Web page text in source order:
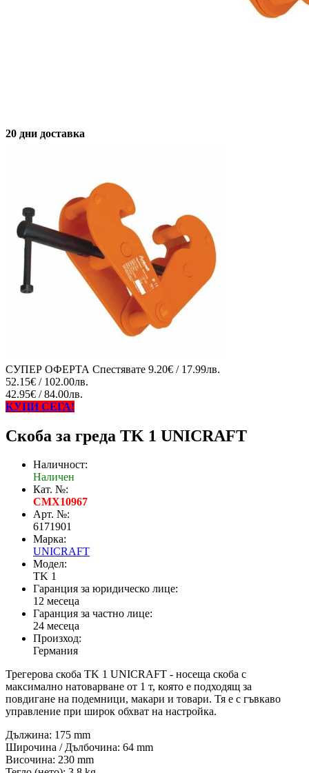
20 дни доставка
СУПЕР ОФЕРТА Спестявате 9.20€ / 17.99лв.
52.15€ / 102.00лв.
42.95€ / 84.00лв.
КУПИ СЕГА!
Скоба за греда TK 1 UNICRAFT
Наличност:
Наличен
Кат. №:
CMX10967
Арт. №:
6171901
Марка:
UNICRAFT
Модел:
TK 1
Гаранция за юридическо лице:
12 месеца
Гаранция за частно лице:
24 месеца
Произход:
Германия
Трегерова скоба TK 1 UNICRAFT - носеща скоба с
максимално натоварване от 1 т, която е подходящ за
повдигане на подемници, макари и товари. Тя е с гъвкаво
управление при широк обхват на настройка.
Дължина: 175 mm
Широчина / Дълбочина: 64 mm
Височина: 230 mm